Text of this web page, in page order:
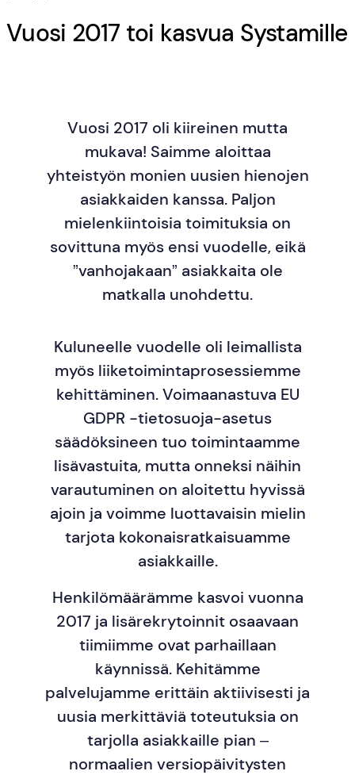
Vuosi 2017 toi kasvua Systamille
Vuosi 2017 oli kiireinen mutta
mukava! Saimme aloittaa
yhteistyön monien uusien hienojen
asiakkaiden kanssa. Paljon
mielenkiintoisia toimituksia on
sovittuna myös ensi vuodelle, eikä
”vanhojakaan” asiakkaita ole
matkalla unohdettu.
Kuluneelle vuodelle oli leimallista
myös liiketoimintaprosessiemme
kehittäminen. Voimaanastuva EU
GDPR -tietosuoja-asetus
säädöksineen tuo toimintaamme
lisävastuita, mutta onneksi näihin
varautuminen on aloitettu hyvissä
ajoin ja voimme luottavaisin mielin
tarjota kokonaisratkaisuamme
asiakkaille.
Henkilömäärämme kasvoi vuonna
2017 ja lisärekrytoinnit osaavaan
tiimiimme ovat parhaillaan
käynnissä. Kehitämme
palvelujamme erittäin aktiivisesti ja
uusia merkittäviä toteutuksia on
tarjolla asiakkaille pian –
normaalien versiopäivitysten